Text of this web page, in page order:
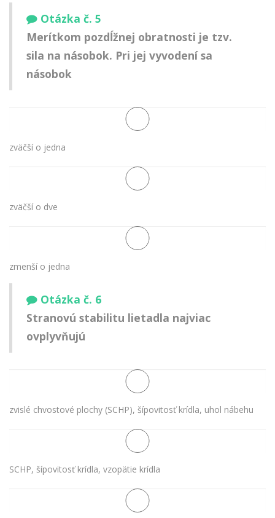
Otázka č. 5
Merítkom pozdĺžnej obratnosti je tzv.
sila na násobok. Pri jej vyvodení sa
násobok
zväčší o jedna
zväčší o dve
zmenší o jedna
Otázka č. 6
Stranovú stabilitu lietadla najviac
ovplyvňujú
zvislé chvostové plochy (SCHP), šípovitosť krídla, uhol nábehu
SCHP, šípovitosť krídla, vzopätie krídla